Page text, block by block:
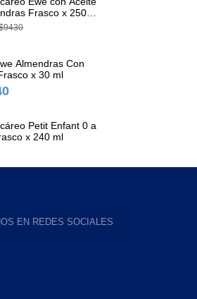
Frasco x 250
Almendras Con
x 30 ml
Petit Enfant 0 a
x 240 ml
EN REDES SOCIALES